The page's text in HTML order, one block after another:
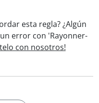
esta regla? ¿Algún
error con 'Rayonner-
con nosotros!